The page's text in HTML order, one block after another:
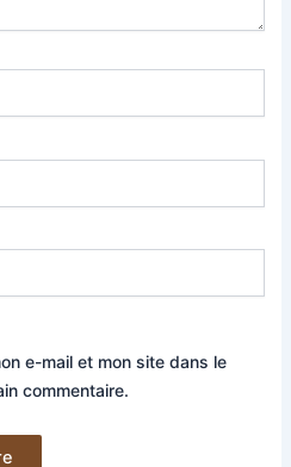
e-mail et mon site dans le
commentaire.